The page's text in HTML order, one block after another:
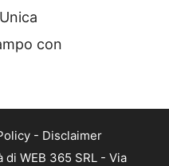
con
- Disclaimer
WEB 365 SRL - Via